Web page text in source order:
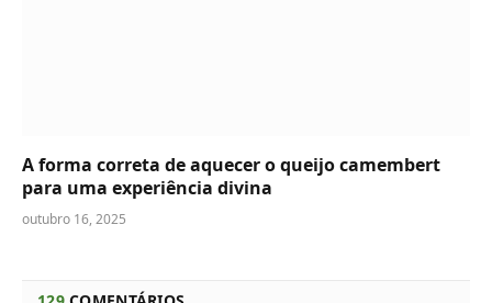
A forma correta de aquecer o queijo camembert
para uma experiência divina
outubro 16, 2025